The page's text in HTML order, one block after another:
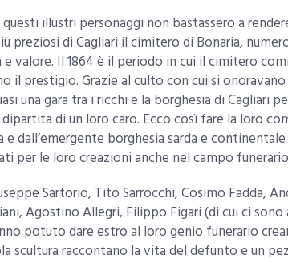
illustri personaggi non bastassero a
preziosi di Cagliari il cimitero di Bonaria,
e valore. Il 1864 è il periodo in cui il cimitero
il prestigio. Grazie al culto con cui si
una gara tra i ricchi e la borghesia di Cagliari
di un loro caro. Ecco così fare la loro
e dall’emergente borghesia sarda e
per le loro creazioni anche nel campo
Sartorio, Tito Sarrocchi, Cosimo Fadda,
Agostino Allegri, Filippo Figari (di cui ci
potuto dare estro al loro genio funerario
scultura raccontano la vita del defunto e un